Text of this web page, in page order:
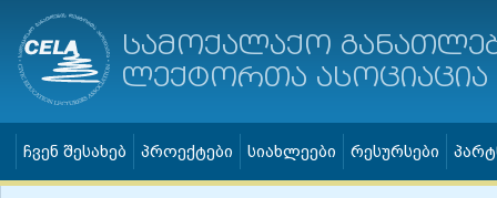
სამოქალაქო
ლექტორთა ასოციაცია
ჩვენ შესახებ პროექტები სიახლეები რესურსები